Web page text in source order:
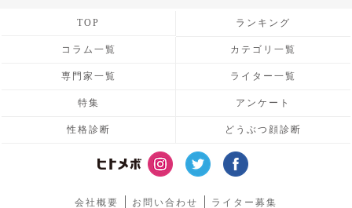
TOP ランキング
コラム一覧 カテゴリ一覧
専門家一覧 ライター一覧
特集 アンケート
性格診断 どうぶつ顔診断
会社概要 お問い合わせ ライター募集